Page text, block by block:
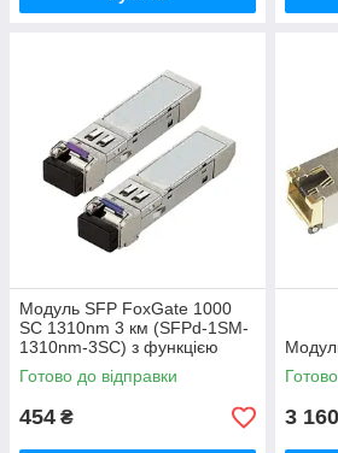
Модуль SFP FoxGate 1000
SC 1310nm 3 км (SFPd-1SM-
1310nm-3SC) з функцією
DDM
Готово до відправки
454 ₴ 3 160